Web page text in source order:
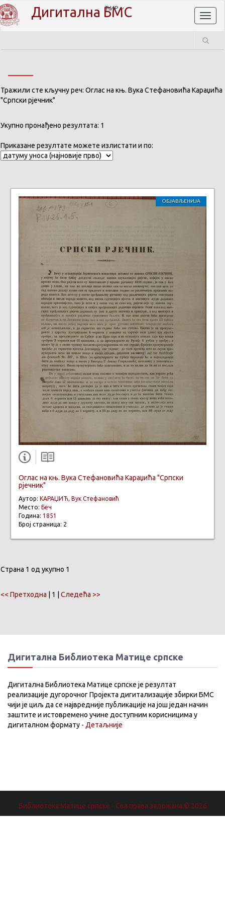
Дигитална БМС
ЋИР
Тражили сте кључну реч: Оглас на књ. Вука Стефановића Караџића
"Српски рјечник"
Укупно пронађено резултата: 1
Приказане резултате можете излистати и по:
ОБЈАВЉЕНИЈА
Оглас на књ. Вука Стефановића Караџића "Српски
рјечник"
Аутор: КАРАЏИЋ, Вук Стефановић
Место: Беч
Година: 1851
Број страница: 2
Страна 1 од укупно 1
<< Претходна | 1 | Следећа >>
Дигитална Библиотека Матице српске
Дигитална Библиотека Матице српске је резултат
реализације дугорочног Пројекта дигитализације збирки БМС
чији је циљ да се највредније публикације на још један начин
заштите и истовремено учине доступним корисницима у
дигиталном формату - Детаљније
Библиотека Матице српске - Сва права задржана.© 2026